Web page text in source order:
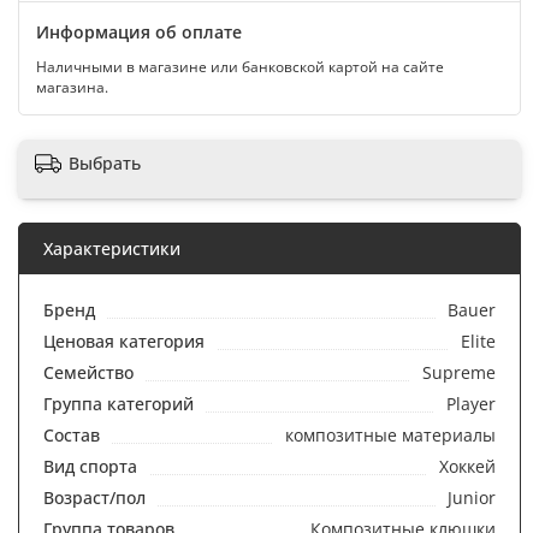
Информация об оплате
Наличными в магазине или банковской картой на сайте
магазина.
Выбрать
Характеристики
Бренд
Bauer
Ценовая категория
Elite
Семейство
Supreme
Группа категорий
Player
Состав
композитные материалы
Вид спорта
Хоккей
Возраст/пол
Junior
Группа товаров
Композитные клюшки